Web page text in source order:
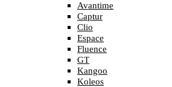
Avantime
Captur
Clio
Espace
Fluence
GT
Kangoo
Koleos